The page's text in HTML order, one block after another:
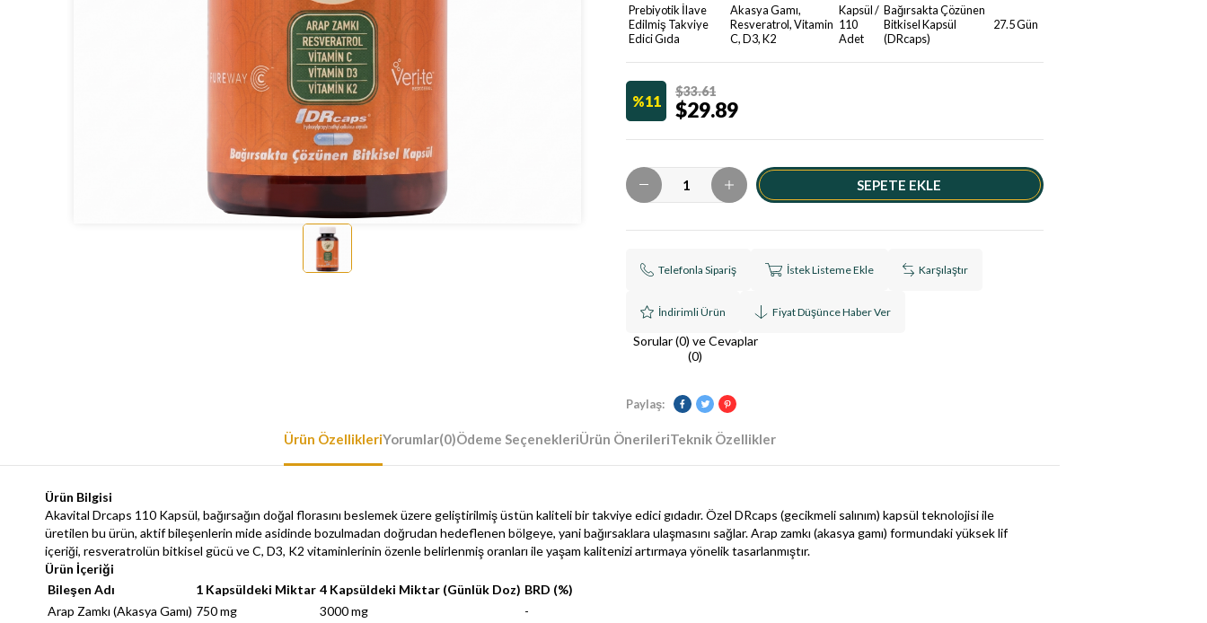
Prebiyotik İlave
Edilmiş Takviye
Edici Gıda
Akasya Gamı,
Resveratrol, Vitamin
C, D3, K2
Kapsül /
110
Adet
Bağırsakta Çözünen
Bitkisel Kapsül
(DRcaps)
27.5 Gün
11
$33.61
$29.89
Telefonla Sipariş İstek Listeme Ekle Karşılaştır
İndirimli Ürün Fiyat Düşünce Haber Ver
Sorular (0) ve Cevaplar
(0)
Paylaş:
Ürün ÖzellikleriYorumlar(0)Ödeme SeçenekleriÜrün ÖnerileriTeknik Özellikler
Ürün Bilgisi
Akavital Drcaps 110 Kapsül, bağırsağın doğal florasını beslemek üzere geliştirilmiş üstün kaliteli bir takviye edici gıdadır. Özel DRcaps (gecikmeli salınım) kapsül teknolojisi ile
üretilen bu ürün, aktif bileşenlerin mide asidinde bozulmadan doğrudan hedeflenen bölgeye, yani bağırsaklara ulaşmasını sağlar. Arap zamkı (akasya gamı) formundaki yüksek lif
içeriği, resveratrolün bitkisel gücü ve C, D3, K2 vitaminlerinin özenle belirlenmiş oranları ile yaşam kalitenizi artırmaya yönelik tasarlanmıştır.
Ürün İçeriği
Bileşen Adı
1 Kapsüldeki Miktar 4 Kapsüldeki Miktar (Günlük Doz) BRD (%)
Arap Zamkı (Akasya Gamı) 750 mg 3000 mg
-